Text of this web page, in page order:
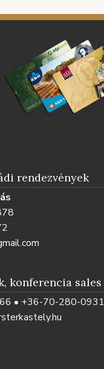
rendezvények
konferencia sales
• +36-70-280-0931